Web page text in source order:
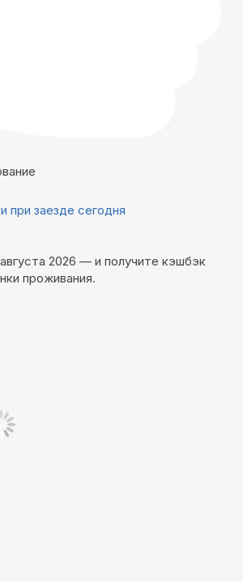
при заезде сегодня
2026 — и получите кэшбэк
проживания.